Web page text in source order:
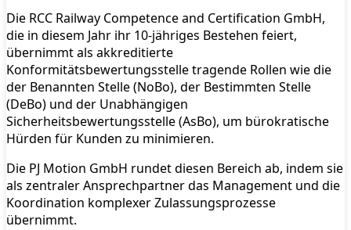
Die RCC Railway Competence and Certification GmbH,
die in diesem Jahr ihr 10-jähriges Bestehen feiert,
übernimmt als akkreditierte
Konformitätsbewertungsstelle tragende Rollen wie die
der Benannten Stelle (NoBo), der Bestimmten Stelle
(DeBo) und der Unabhängigen
Sicherheitsbewertungsstelle (AsBo), um bürokratische
Hürden für Kunden zu minimieren.
Die PJ Motion GmbH rundet diesen Bereich ab, indem sie
als zentraler Ansprechpartner das Management und die
Koordination komplexer Zulassungsprozesse
übernimmt.